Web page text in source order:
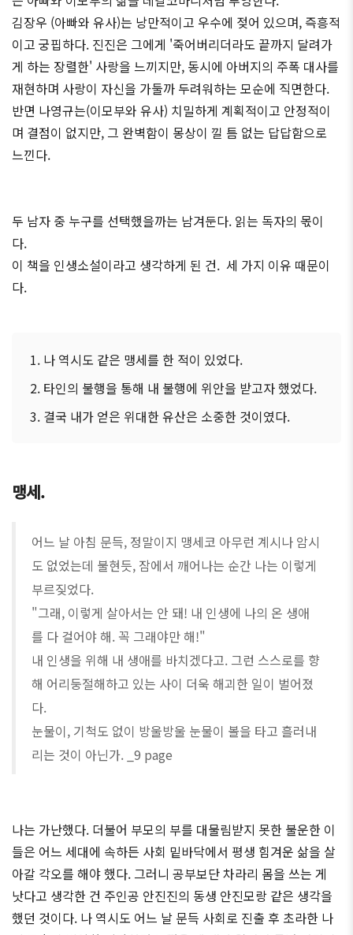
김장우 (아빠와 유사)는 낭만적이고 우수에 젖어 있으며, 즉흥적
이고 궁핍하다. 진진은 그에게 '죽어버리더라도 끝까지 달려가
게 하는 장렬한' 사랑을 느끼지만, 동시에 아버지의 주폭 대사를
재현하며 사랑이 자신을 가둘까 두려워하는 모순에 직면한다.
반면 나영규는(이모부와 유사) 치밀하게 계획적이고 안정적이
며 결점이 없지만, 그 완벽함이 몽상이 낄 틈 없는 답답함으로
느낀다.
두 남자 중 누구를 선택했을까는 남겨둔다. 읽는 독자의 몫이
다.
이 책을 인생소설이라고 생각하게 된 건. 세 가지 이유 때문이
다.
나 역시도 같은 맹세를 한 적이 있었다.
타인의 불행을 통해 내 불행에 위안을 받고자 했었다.
결국 내가 얻은 위대한 유산은 소중한 것이였다.
맹세.
어느 날 아침 문득, 정말이지 맹세코 아무런 계시나 암시
도 없었는데 불현듯, 잠에서 깨어나는 순간 나는 이렇게
부르짖었다.
"그래, 이렇게 살아서는 안 돼! 내 인생에 나의 온 생애
를 다 걸어야 해. 꼭 그래야만 해!"
내 인생을 위해 내 생애를 바치겠다고. 그런 스스로를 향
해 어리둥절해하고 있는 사이 더욱 해괴한 일이 벌어졌
다.
눈물이, 기척도 없이 방울방울 눈물이 볼을 타고 흘러내
리는 것이 아닌가. _9 page
나는 가난했다. 더불어 부모의 부를 대물림받지 못한 불운한 이
들은 어느 세대에 속하든 사회 밑바닥에서 평생 힘겨운 삶을 살
아갈 각오를 해야 했다. 그러니 공부보단 차라리 몸을 쓰는 게
낫다고 생각한 건 주인공 안진진의 동생 안진모랑 같은 생각을
했던 것이다. 나 역시도 어느 날 문득 사회로 진출 후 초라한 나